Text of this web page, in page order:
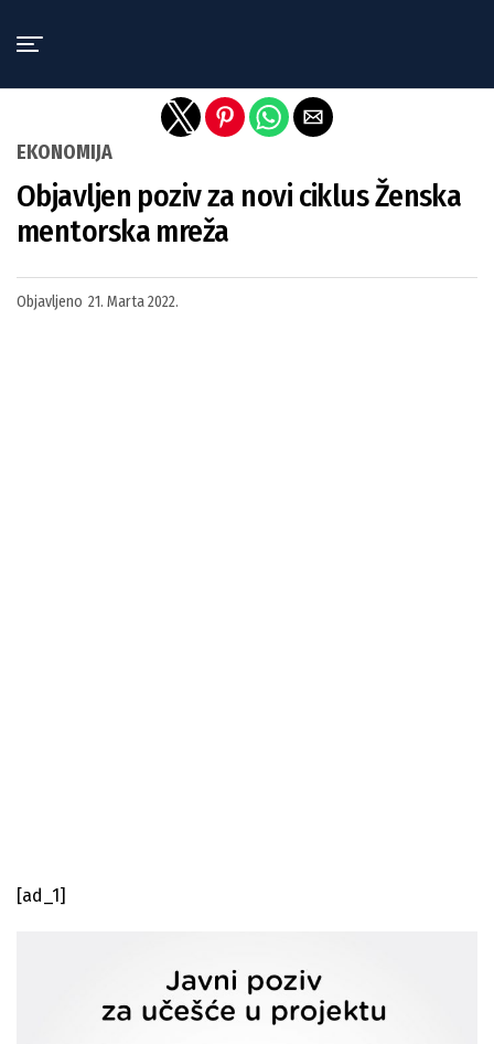
EKONOMIJA
Objavljen poziv za novi ciklus Ženska
mentorska mreža
Objavljeno 21. Marta 2022.
[ad_1]